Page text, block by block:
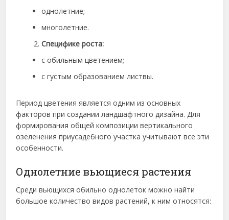
однолетние;
многолетние.
Специфике роста:
с обильным цветением;
с густым образованием листвы.
Период цветения является одним из основных
факторов при создании ландшафтного дизайна. Для
формирования общей композиции вертикального
озеленения приусадебного участка учитывают все эти
особенности.
Однолетние вьющиеся растения
Среди вьющихся обильно однолеток можно найти
большое количество видов растений, к ним относятся: